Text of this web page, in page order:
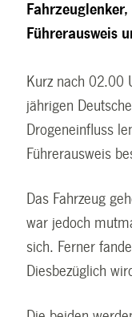
Führerausweis
Kurz nach 02.00
jährigen
Drogeneinfluss
Führerausweis
Das Fahrzeug
war jedoch
sich. Ferner
Diesbezüglich